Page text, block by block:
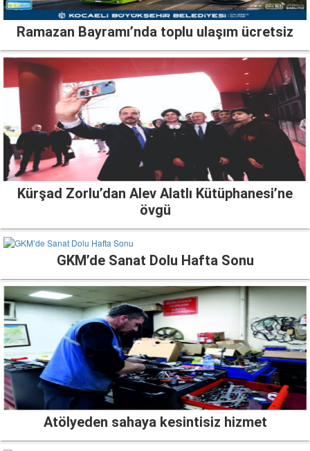
Ramazan Bayramı’nda toplu ulaşım ücretsiz
Kürşad Zorlu’dan Alev Alatlı Kütüphanesi’ne
övgü
GKM’de Sanat Dolu Hafta Sonu
Atölyeden sahaya kesintisiz hizmet